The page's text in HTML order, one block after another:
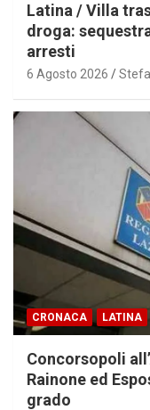
Latina / Villa
droga:
arresti
6 Agosto 2026
CRONACA LATINA
Concorsopoli
Rainone ed
grado